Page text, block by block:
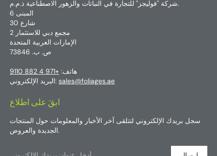
شركة "فوليجز" للتجارة في النباتات والزهور الاصطناعية ذ.م.م.
المبنى 6
شارع 30
مجمع دبي للاستثمار 2
الإمارات العربية المتحدة
ص. ب. 73846
هاتف: +971 4 882 9110
البريد الإلكتروني: sales@foliages.ae
ابقَ على اطلاع
سجل بريدك الإلكتروني لتتلقى آخر الأخبار والمعلومات حول المنتجات
الجديدة والعروض.